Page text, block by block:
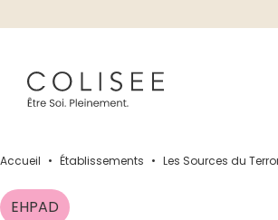
Accueil • Établissements • Les Sources du
EHPAD